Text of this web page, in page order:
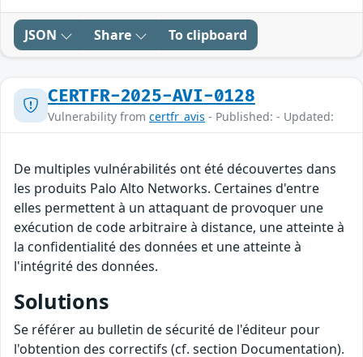
JSON Share To clipboard
CERTFR-2025-AVI-0128
Vulnerability from certfr_avis - Published: - Updated:
De multiples vulnérabilités ont été découvertes dans
les produits Palo Alto Networks. Certaines d'entre
elles permettent à un attaquant de provoquer une
exécution de code arbitraire à distance, une atteinte à
la confidentialité des données et une atteinte à
l'intégrité des données.
Solutions
Se référer au bulletin de sécurité de l'éditeur pour
l'obtention des correctifs (cf. section Documentation).